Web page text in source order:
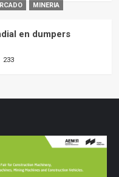
MINERIA
en dumpers
233